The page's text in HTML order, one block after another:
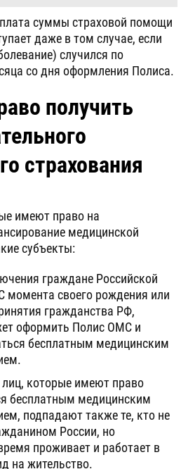
суммы страховой помощи
даже в том случае, если
случился по
со дня оформления Полиса.
получить
страхования
имеют право на
медицинской
субъекты:
граждане Российской
момента своего рождения или
гражданства РФ,
оформить Полис ОМС и
бесплатным медицинским
которые имеют право
бесплатным медицинским
подпадают также те, кто не
России, но
проживает и работает в
на жительство.